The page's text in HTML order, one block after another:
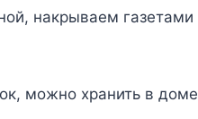
накрываем
можно хранить в